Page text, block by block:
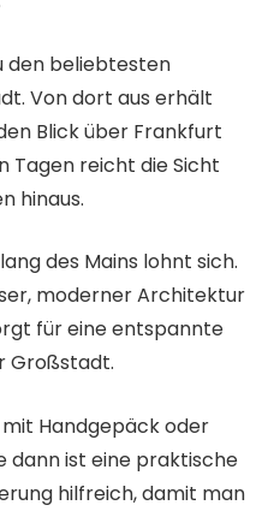
den beliebtesten
Von dort aus erhält
Blick über Frankfurt
Tagen reicht die Sicht
hinaus.
des Mains lohnt sich.
moderner Architektur
für eine entspannte
Großstadt.
Handgepäck oder
dann ist eine praktische
hilfreich, damit man